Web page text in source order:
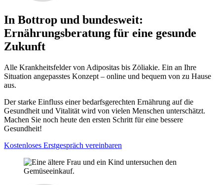
In Bottrop und bundesweit:
Ernährungsberatung für eine gesunde
Zukunft
Alle Krankheitsfelder von Adipositas bis Zöliakie. Ein an Ihre
Situation angepasstes Konzept – online und bequem von zu Hause
aus.
Der starke Einfluss einer bedarfsgerechten Ernährung auf die
Gesundheit und Vitalität wird von vielen Menschen unterschätzt.
Machen Sie noch heute den ersten Schritt für eine bessere
Gesundheit!
Kostenloses Erstgespräch vereinbaren